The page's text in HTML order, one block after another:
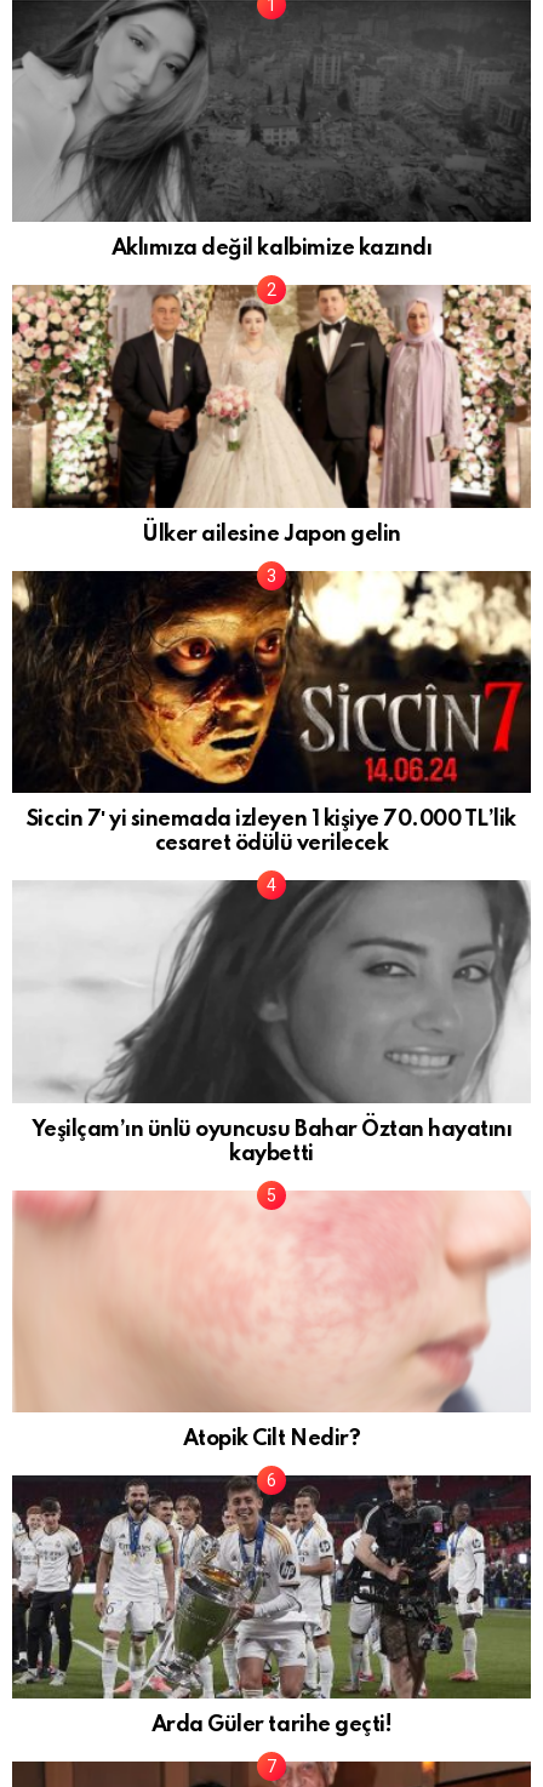
Aklımıza değil kalbimize kazındı
Ülker ailesine Japon gelin
Siccin 7′ yi sinemada izleyen 1 kişiye 70.000 TL’lik
cesaret ödülü verilecek
Yeşilçam’ın ünlü oyuncusu Bahar Öztan hayatını
kaybetti
Atopik Cilt Nedir?
Arda Güler tarihe geçti!